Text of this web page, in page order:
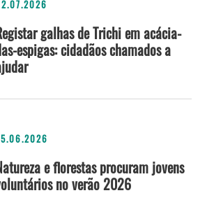
galhas de Trichi em acácia-
espigas: cidadãos chamados a
e florestas procuram jovens
no verão 2026